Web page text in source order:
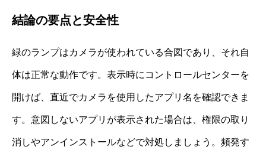
結論の要点と安全性
緑のランプはカメラが使われている合図であり、それ自
体は正常な動作です。表示時にコントロールセンターを
開けば、直近でカメラを使用したアプリ名を確認できま
す。意図しないアプリが表示された場合は、権限の取り
消しやアンインストールなどで対処しましょう。頻発す